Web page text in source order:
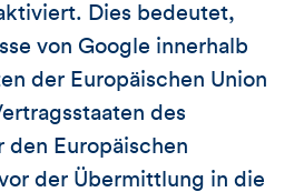
Dies bedeutet,
von Google innerhalb
der Europäischen Union
des
den Europäischen
der Übermittlung in die